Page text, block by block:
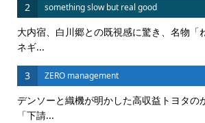
2 something slow but real good
大内宿、白川郷との既視感に驚き、名物「
ネギ...
3 ZERO management
デンソーと織機が明かした高収益トヨタ
「下請...